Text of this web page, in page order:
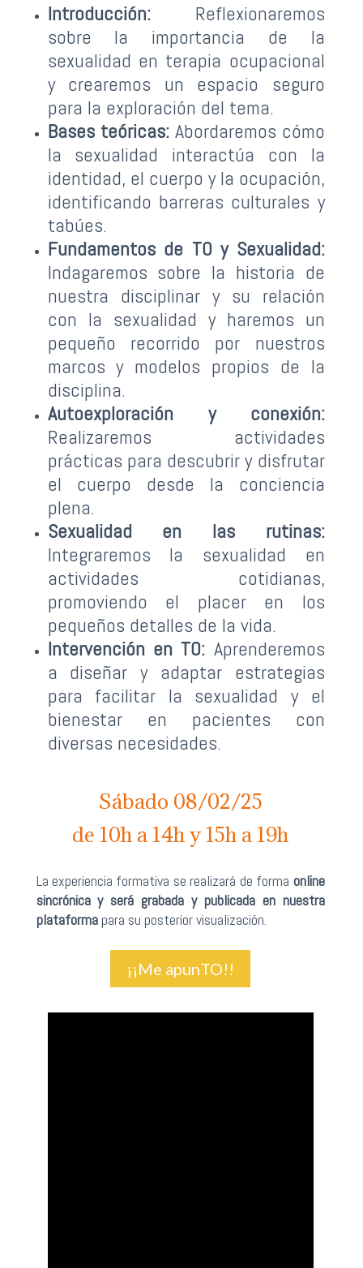
Introducción:Reflexionaremos
sobre la importancia de la
sexualidad en terapia ocupacional
y crearemos un espacio seguro
para la exploración del tema.
Bases teóricas:Abordaremos cómo
la sexualidad interactúa con la
identidad, el cuerpo y la ocupación,
identificando barreras culturales y
tabúes.
Fundamentos de TO y Sexualidad:
Indagaremos sobre la historia de
nuestra disciplinar y su relación
con la sexualidad y haremos un
pequeño recorrido por nuestros
marcos y modelos propios de la
disciplina.
Autoexploración y conexión:
Realizaremos actividades
prácticas para descubrir y disfrutar
el cuerpo desde la conciencia
plena.
Sexualidad en las rutinas:
Integraremos la sexualidad en
actividades cotidianas,
promoviendo el placer en los
pequeños detalles de la vida.
Intervención en TO: Aprenderemos
a diseñar y adaptar estrategias
para facilitar la sexualidad y el
bienestar en pacientes con
diversas necesidades.
Sábado 08/02/25
de 10h a 14h y 15h a 19h
La experiencia formativa se realizará de forma online
sincrónica y será grabada y publicada en nuestra
plataformapara su posterior visualización.
¡¡Me apunTO!!